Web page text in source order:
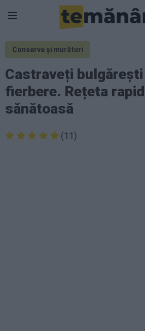
Conserve și murături
Castraveți
fierbere. Rețeta
sănătoasă
(11)